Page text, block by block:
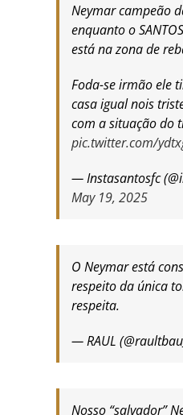
Neymar campeão
enquanto o
está na zona de
Foda-se irmão ele
casa igual nois
com a situação do
pic.twitter.com/
— Instasantosfc
May 19, 2025
O Neymar está
respeito da única
respeita.
— RAUL
Nosso “salvador”